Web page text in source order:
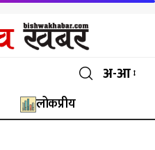
अ-आ
लोकप्रीय